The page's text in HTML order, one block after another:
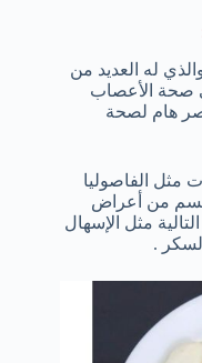
له العديد من
صحة الأعصاب
هام لصحة
مثل الفاصوليا
من أعراض
مثل الإسهال
.